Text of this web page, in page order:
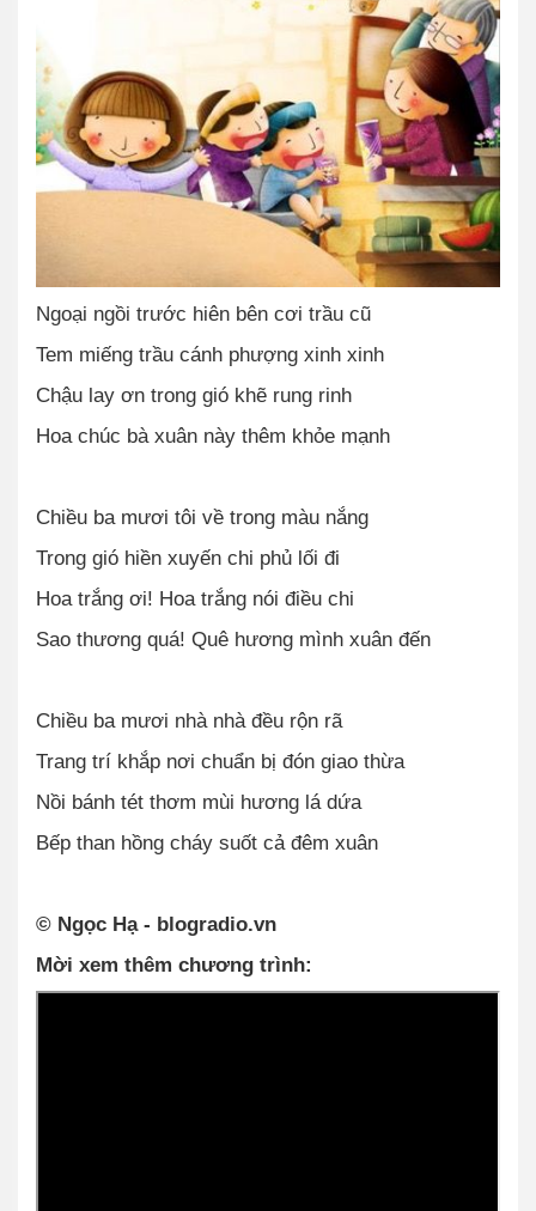
Ngoại ngồi trước hiên bên cơi trầu cũ
Tem miếng trầu cánh phượng xinh xinh
Chậu lay ơn trong gió khẽ rung rinh
Hoa chúc bà xuân này thêm khỏe mạnh
Chiều ba mươi tôi về trong màu nắng
Trong gió hiền xuyến chi phủ lối đi
Hoa trắng ơi! Hoa trắng nói điều chi
Sao thương quá! Quê hương mình xuân đến
Chiều ba mươi nhà nhà đều rộn rã
Trang trí khắp nơi chuẩn bị đón giao thừa
Nồi bánh tét thơm mùi hương lá dứa
Bếp than hồng cháy suốt cả đêm xuân
© Ngọc Hạ - blogradio.vn
Mời xem thêm chương trình: